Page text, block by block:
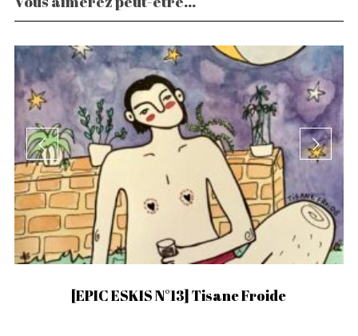
[EPIC ESKIS N°13] Tisane Froide